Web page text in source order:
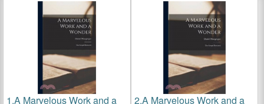
1.A Marvelous Work and a
2.A Marvelous Work and a